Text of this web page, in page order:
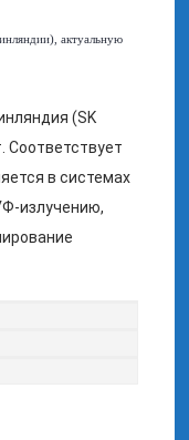
актуальную
(SK
Соответствует
в системах
излучению,